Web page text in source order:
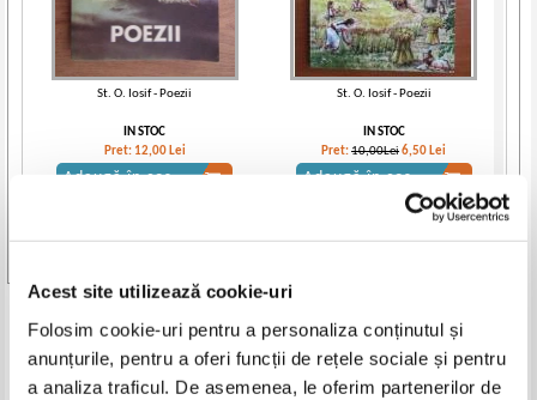
Acest site utilizează cookie-uri
Folosim cookie-uri pentru a personaliza conținutul și
anunțurile, pentru a oferi funcții de rețele sociale și pentru
a analiza traficul. De asemenea, le oferim partenerilor de
St. O. Iosif - Poezii
IN STOC
Pret: 12,00 Lei
Adaugă în coș
St. O. Iosif - Poezii
IN STOC
Pret:10,00Lei6,50 Lei
Adaugă în coș
Produse din aceeasi categorie
-30%